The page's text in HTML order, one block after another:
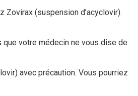
(suspension d’acyclovir).
votre médecin ne vous dise de
avec précaution. Vous pourriez